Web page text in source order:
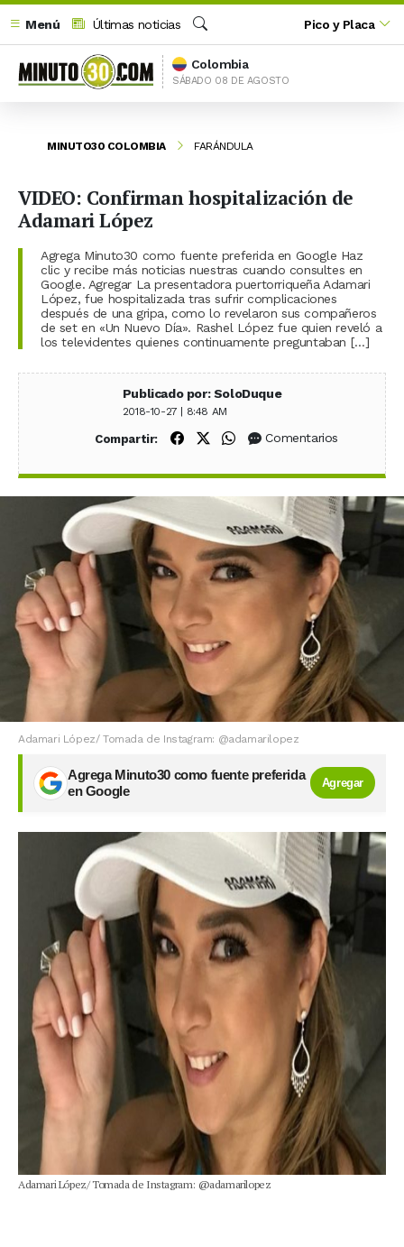
Menú
Últimas noticias
Buscar
Pico y Placa
Colombia
SÁBADO 08 DE AGOSTO
MINUTO30 COLOMBIA FARÁNDULA
VIDEO: Confirman hospitalización de
Adamari López
Agrega Minuto30 como fuente preferida en Google Haz
clic y recibe más noticias nuestras cuando consultes en
Google. Agregar La presentadora puertorriqueña Adamari
López, fue hospitalizada tras sufrir complicaciones
después de una gripa, como lo revelaron sus compañeros
de set en «Un Nuevo Día». Rashel López fue quien reveló a
los televidentes quienes continuamente preguntaban […]
Publicado por: SoloDuque
2018-10-27 | 8:48 AM
Compartir: Compartir en Facebook
Compartir en X (Twitter)
Compartir en WhatsApp
Comentarios
Adamari López/ Tomada de Instagram: @adamarilopez
Agrega Minuto30 como fuente preferida
en Google
Agregar
Adamari López/ Tomada de Instagram: @adamarilopez